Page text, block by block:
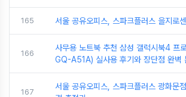
165 서울 공유오피스, 스파크플러스 을지로
166
사무용 노트북 추천 삼성 갤럭시북4
GQ-A51A) 실사용 후기와 장단점 완벽
167
서울 공유오피스, 스파크플러스 광화문